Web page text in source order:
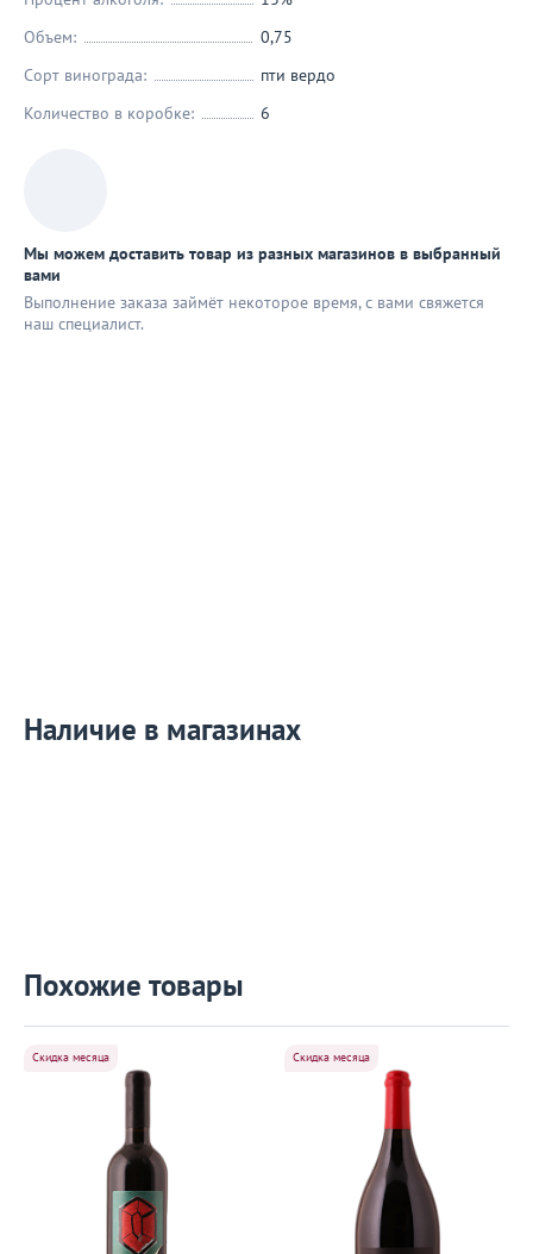
Объем:
0,75
Сорт винограда:
пти вердо
Количество в коробке:
6
Мы можем доставить товар из разных магазинов в выбранный
вами
Выполнение заказа займёт некоторое время, с вами свяжется
наш специaлист.
Наличие в магазинах
Похожие товары
Скидка месяца Скидка месяца